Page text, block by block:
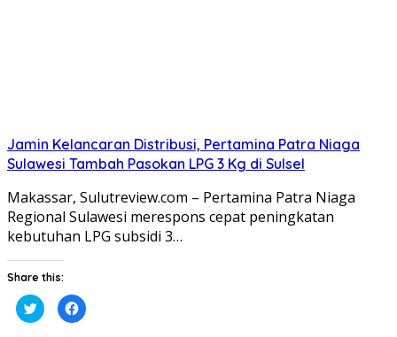
Jamin Kelancaran Distribusi, Pertamina Patra Niaga
Sulawesi Tambah Pasokan LPG 3 Kg di Sulsel
Makassar, Sulutreview.com – Pertamina Patra Niaga
Regional Sulawesi merespons cepat peningkatan
kebutuhan LPG subsidi 3…
Share this:
Klik
untuk
berbagi
Klik
untuk